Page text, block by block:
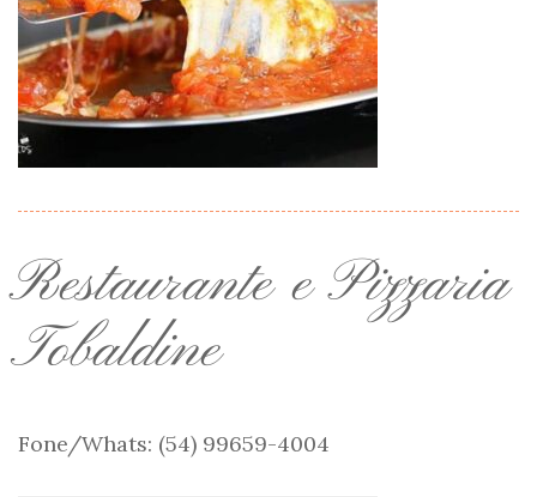
Restaurante e Pizzaria
Tobaldine
Fone/Whats: (54) 99659-4004